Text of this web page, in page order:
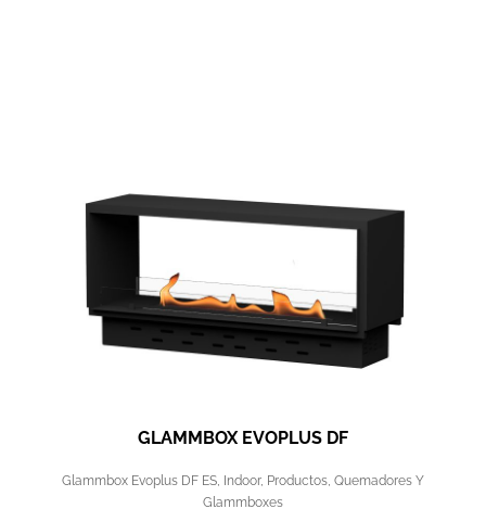
GLAMMBOX EVOPLUS DF
Glammbox Evoplus DF ES Indoor, Productos Quemadores Y
Glammboxes